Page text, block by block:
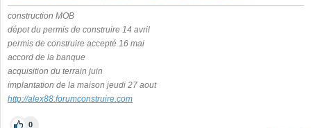
construction MOB
dépot du permis de construire 14 avril
permis de construire accepté 16 mai
accord de la banque
acquisition du terrain juin
implantation de la maison jeudi 27 aout
http://alex88.forumconstruire.com
0